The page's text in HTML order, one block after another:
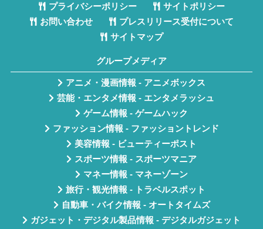
プライバシーポリシー
サイトポリシー
お問い合わせ
プレスリリース受付について
サイトマップ
グループメディア
アニメ・漫画情報 - アニメボックス
芸能・エンタメ情報 - エンタメラッシュ
ゲーム情報 - ゲームハック
ファッション情報 - ファッショントレンド
美容情報 - ビューティーポスト
スポーツ情報 - スポーツマニア
マネー情報 - マネーゾーン
旅行・観光情報 - トラベルスポット
自動車・バイク情報 - オートタイムズ
ガジェット・デジタル製品情報 - デジタルガジェット